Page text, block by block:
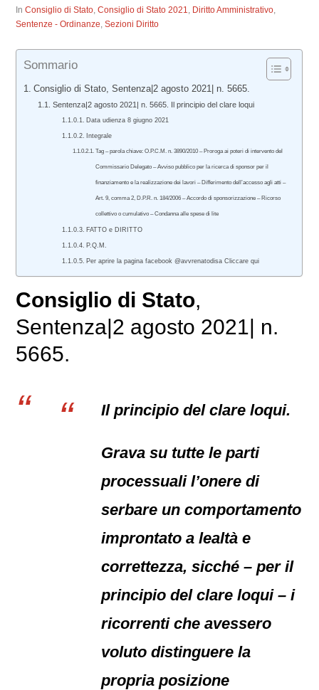
InConsiglio di Stato,Consiglio di Stato 2021, Diritto Amministrativo,
Sentenze - Ordinanze,Sezioni Diritto
Sommario
Consiglio di Stato, Sentenza|2 agosto 2021| n. 5665.
Sentenza|2 agosto 2021| n. 5665. Il principio del clare loqui
Data udienza 8 giugno 2021
Integrale
Tag – parola chiave: O.P.C.M. n. 3890/2010 – Proroga ai poteri di intervento del
Commissario Delegato – Avviso pubblico per la ricerca di sponsor per il
finanziamento e la realizzazione dei lavori – Differimento dell’accesso agli atti –
Art. 9, comma 2, D.P.R. n. 184/2006 – Accordo di sponsorizzazione – Ricorso
collettivo o cumulativo – Condanna alle spese di lite
FATTO e DIRITTO
P.Q.M.
Per aprire la pagina facebook @avvrenatodisa Cliccare qui
Consiglio di Stato,
Sentenza|2 agosto 2021| n.
5665.
Il principio del clare loqui.
Grava su tutte le parti
processuali l’onere di
serbare un comportamento
improntato a lealtà e
correttezza, sicché – per il
principio del clare loqui – i
ricorrenti che avessero
voluto distinguere la
propria posizione